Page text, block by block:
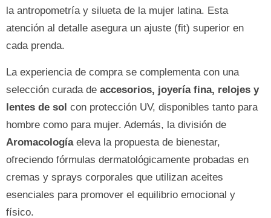
la antropometría y silueta de la mujer latina. Esta
atención al detalle asegura un ajuste (fit) superior en
cada prenda.
La experiencia de compra se complementa con una
selección curada de accesorios, joyería fina, relojes y
lentes de sol con protección UV, disponibles tanto para
hombre como para mujer. Además, la división de
Aromacologíaeleva la propuesta de bienestar,
ofreciendo fórmulas dermatológicamente probadas en
cremas y sprays corporales que utilizan aceites
esenciales para promover el equilibrio emocional y
físico.